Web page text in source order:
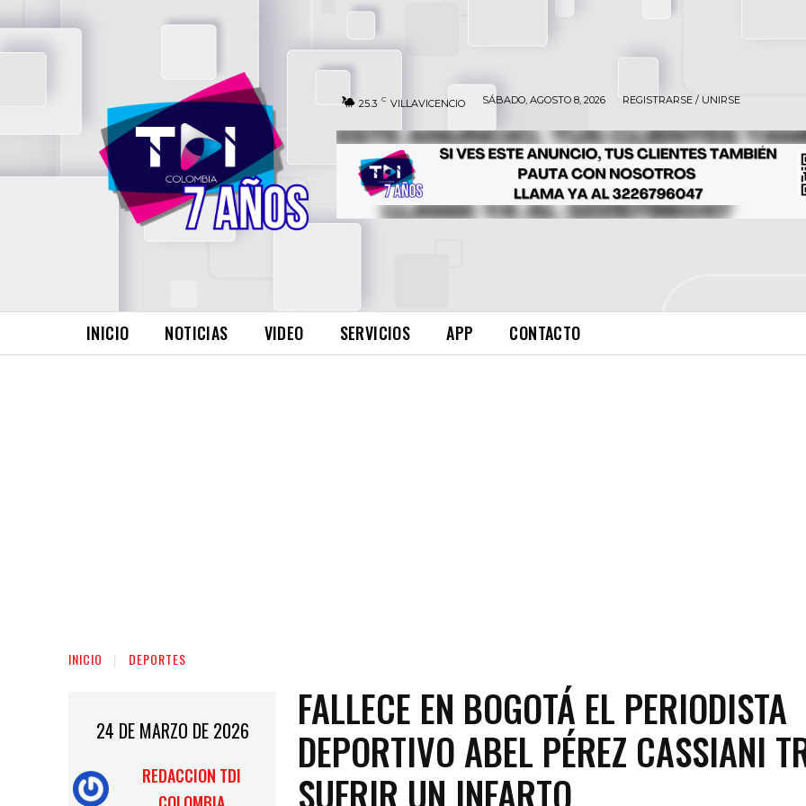
25.3 C VILLAVICENCIO SÁBADO, AGOSTO 8, 2026 REGISTRARSE / UNIRSE
INICIO NOTICIAS VIDEO SERVICIOS APP CONTACTO
INICIO DEPORTES
24 DE MARZO DE 2026
REDACCION TDI
FALLECE EN BOGOTÁ EL PERIODISTA
DEPORTIVO ABEL PÉREZ CASSIANI
SUFRIR UN INFARTO